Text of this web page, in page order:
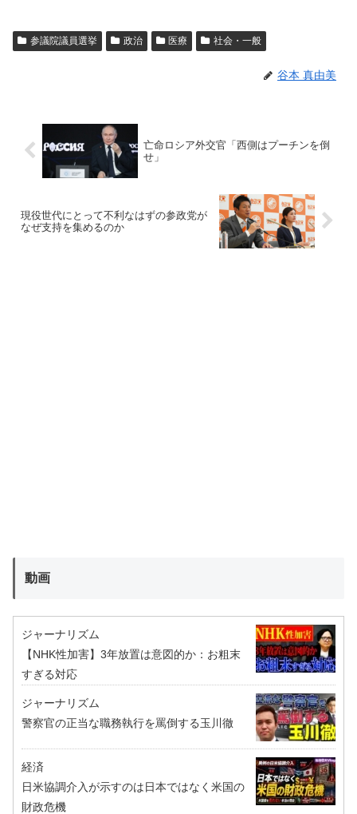
参議院議員選挙 政治 医療 社会・一般
谷本 真由美
亡命ロシア外交官「西側はプーチンを倒
せ」
現役世代にとって不利なはずの参政党が
なぜ支持を集めるのか
動画
ジャーナリズム
【NHK性加害】3年放置は意図的か：お粗末
すぎる対応
ジャーナリズム
警察官の正当な職務執行を罵倒する玉川徹
経済
日米協調介入が示すのは日本ではなく米国の
財政危機